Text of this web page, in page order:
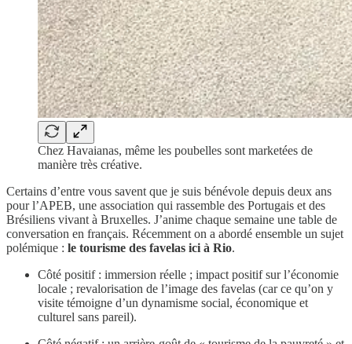
Chez Havaianas, même les poubelles sont marketées de
manière très créative.
Certains d’entre vous savent que je suis bénévole depuis deux ans
pour l’APEB, une association qui rassemble des Portugais et des
Brésiliens vivant à Bruxelles. J’anime chaque semaine une table de
conversation en français. Récemment on a abordé ensemble un sujet
polémique : le tourisme des favelas ici à Rio.
Côté positif : immersion réelle ; impact positif sur l’économie
locale ; revalorisation de l’image des favelas (car ce qu’on y
visite témoigne d’un dynamisme social, économique et
culturel sans pareil).